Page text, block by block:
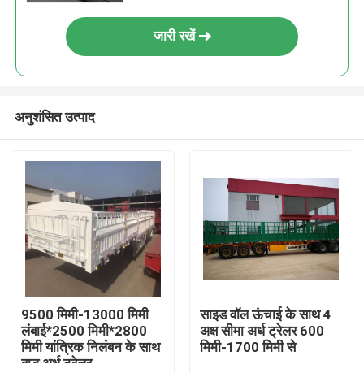
जारी रखें
अनुशंसित उत्पाद
9500 मिमी-13000 मिमी
लंबाई*2500 मिमी*2800
मिमी यांत्रिक निलंबन के साथ
बाड़ अर्ध ट्रेलर
साइड वॉल ऊंचाई के साथ 4
अक्ष सीमा अर्ध ट्रेलर 600
मिमी-1700 मिमी से